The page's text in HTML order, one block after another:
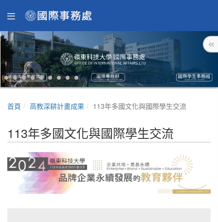
首頁 高教深耕計畫成果 113年多國文化與國際學生交流
113年多國文化與國際學生交流